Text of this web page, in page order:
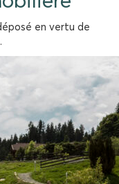
en vertu de
.